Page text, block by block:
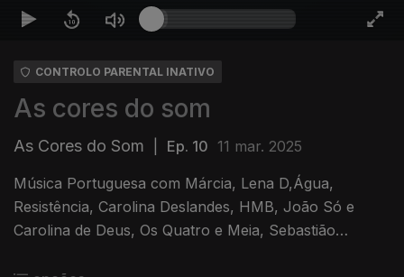
CONTROLO PARENTAL INATIVO
As cores do som
As Cores do Som Ep. 10 11 mar. 2025
Música Portuguesa com Márcia, Lena D,Água,
Resistência, Carolina Deslandes, HMB, João Só e
Carolina de Deus, Os Quatro e Meia, Sebastião